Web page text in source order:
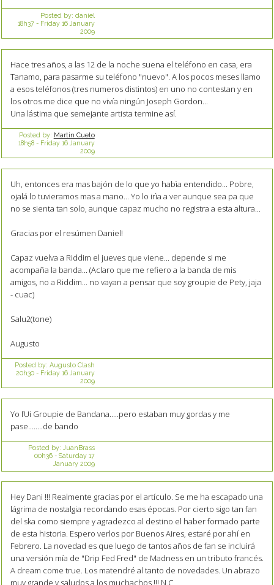
Posted by: daniel
18h37- Friday 16 January
2009
Hace tres años, a las 12 de la noche suena el teléfono en casa, era
Tanamo, para pasarme su teléfono "nuevo". A los pocos meses llamo
a esos teléfonos (tres numeros distintos) en uno no contestan y en
los otros me dice que no vivía ningún Joseph Gordon...
Una lástima que semejante artista termine así.
Posted by: Martin Cueto
18h58- Friday 16 January
2009
Uh, entonces era mas bajón de lo que yo habìa entendido... Pobre,
ojalá lo tuvieramos mas a mano... Yo lo irìa a ver aunque sea pa que
no se sienta tan solo, aunque capaz mucho no registra a esta altura...
Gracias por el resúmen Daniel!
Capaz vuelva a Riddim el jueves que viene... depende si me
acompaña la banda... (Aclaro que me refiero a la banda de mis
amigos, no a Riddim... no vayan a pensar que soy groupie de Pety, jaja
- cuac)
Salu2(tone)
Augusto
Posted by: Augusto Clash
20h30- Friday 16 January
2009
Yo fUi Groupie de Bandana.....pero estaban muy gordas y me
pase........de bando
Posted by: JuanBrass
00h36- Saturday 17
January 2009
Hey Dani !!! Realmente gracias por el artículo. Se me ha escapado una
lágrima de nostalgia recordando esas épocas. Por cierto sigo tan fan
del ska como siempre y agradezco al destino el haber formado parte
de esta historia. Espero verlos por Buenos Aires, estaré por ahí en
Febrero. La novedad es que luego de tantos años de fan se incluirá
una versión mía de "Drip Fed Fred" de Madness en un tributo francés.
A dream come true. Los matendré al tanto de novedades. Un abrazo
muy grande y saludos a los muchachos !!! N.C